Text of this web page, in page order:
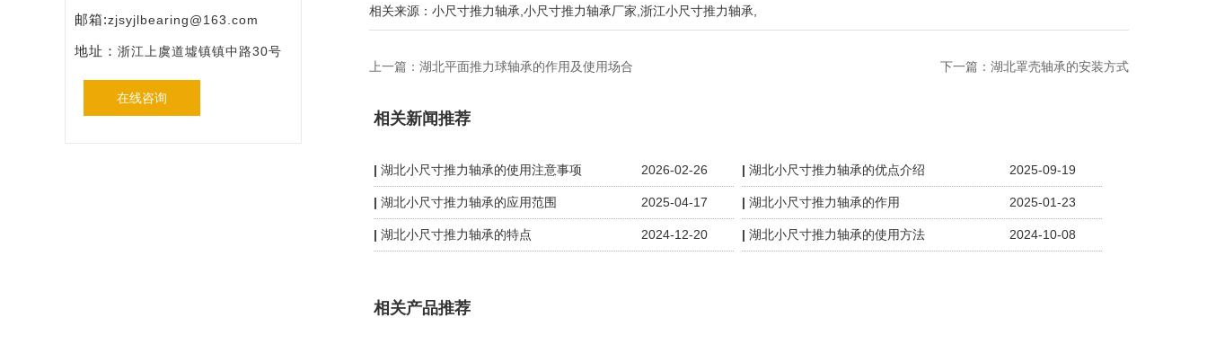
邮箱:zjsyjlbearing@163.com
地址： 浙江上虞道墟镇镇中路30号
在线咨询
相关来源： 小尺寸推力轴承 小尺寸推力轴承厂家 浙江小尺寸推力轴承
上一篇： 湖北平面推力球轴承的作用及使用场合 下一篇： 湖北罩壳轴承的安装方式
相关新闻推荐
湖北小尺寸推力轴承的使用注意事项 2026-02-26 湖北小尺寸推力轴承的优点介绍 2025-09-19
湖北小尺寸推力轴承的应用范围 2025-04-17 湖北小尺寸推力轴承的作用 2025-01-23
湖北小尺寸推力轴承的特点 2024-12-20 湖北小尺寸推力轴承的使用方法 2024-10-08
相关产品推荐